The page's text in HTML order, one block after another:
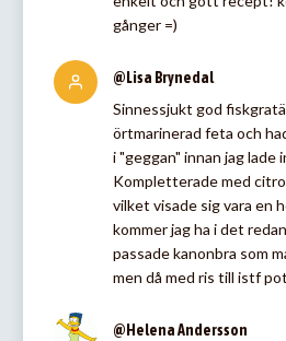
gånger =)
@Lisa Brynedal
Sinnessjukt god
örtmarinerad feta och
i "geggan" innan jag lade
Kompletterade med
vilket visade sig vara en
kommer jag ha i det
passade kanonbra som
men då med ris till istf
@Helena Andersson